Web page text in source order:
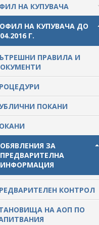
НА КУПУВАЧА
ПРАВИЛА И
НА ОФЕРТИ С
КОНСУЛТАЦИИ
НА АОП
ЗА
НА КУПУВАЧА ДО
Г.
ПРАВИЛА И
ПОКАНИ
ОБЯВЛЕНИЯ ЗА
ПРЕДВАРИТЕЛНА
ИНФОРМАЦИЯ
КОНТРОЛ
НА АОП ПО